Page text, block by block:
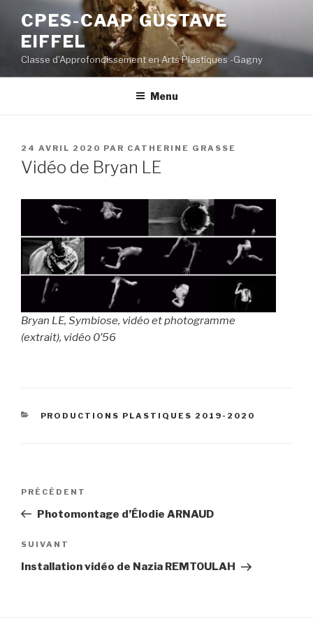
contenu
principal
CPES-CAAP GUSTAVE
EIFFEL
Classe d'Approfondissement en Arts Plastiques -Gagny
Menu
PUBLIÉ
LE
24 AVRIL 2020 PAR CATHERINE GRASSE
Vidéo de Bryan LE
Bryan LE, Symbiose, vidéo et photogramme
(extrait), vidéo 0’56
CATÉGORIES
PRODUCTIONS PLASTIQUES 2019-2020
Navigation
l’article
Article
précédent
PRÉCÉDENT
Photomontage d’Élodie ARNAUD
Article
suivant
SUIVANT
Installation vidéo de Nazia REMTOULAH